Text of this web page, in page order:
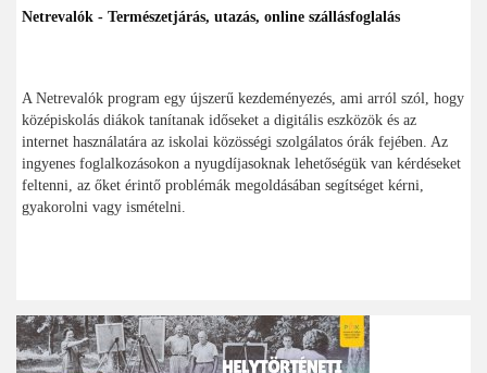
Netrevalók - Természetjárás, utazás, online szállásfoglalás
A Netrevalók program egy újszerű kezdeményezés, ami arról szól, hogy
középiskolás diákok tanítanak időseket a digitális eszközök és az
internet használatára az iskolai közösségi szolgálatos órák fejében. Az
ingyenes foglalkozásokon a nyugdíjasoknak lehetőségük van kérdéseket
feltenni, az őket érintő problémák megoldásában segítséget kérni,
gyakorolni vagy ismételni.